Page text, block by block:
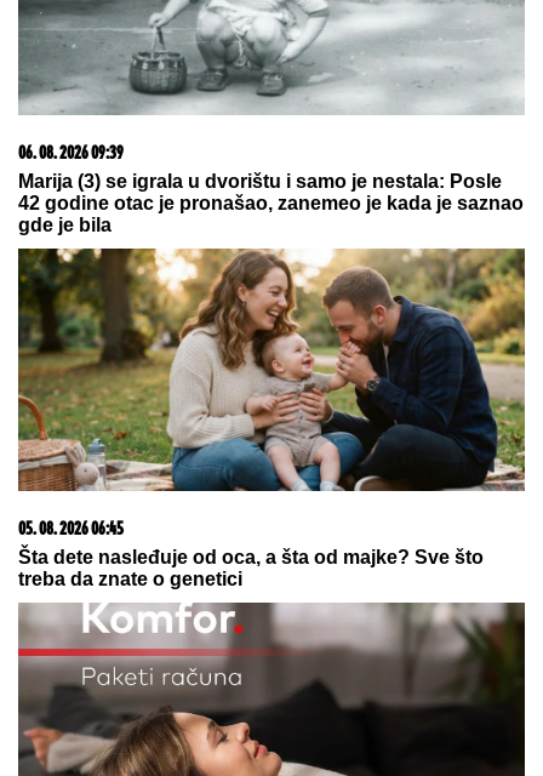
07. 08. 2026 17:22
Kraj za Srpkinju: Iva Jović eliminisana
23. 07. 2026 12:47
Letnje večeri u gradu više nisu rezervisane za vikend:
Zašto sve više ljudi bira večeru koja se spontano
pretvori u druženje